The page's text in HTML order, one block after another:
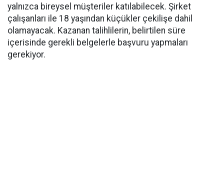
yalnızca bireysel müşteriler katılabilecek. Şirket
çalışanları ile 18 yaşından küçükler çekilişe dahil
olamayacak. Kazanan talihlilerin, belirtilen süre
içerisinde gerekli belgelerle başvuru yapmaları
gerekiyor.